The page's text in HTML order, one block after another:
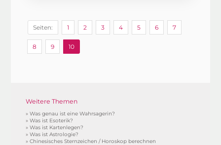
Seiten: 1 2 3 4 5 6 7
8 9 10
Weitere Themen
»Was genau ist eine Wahrsagerin?
»Was ist Esoterik?
»Was ist Kartenlegen?
»Was ist Astrologie?
»Chinesisches Sternzeichen / Horoskop berechnen